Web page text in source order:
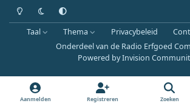
Heldere modus
Donkere modus
Systeemvoorkeur
Taal Thema Privacybeleid
Onderdeel van de Radio Erfgoed
Powered byInvision
Aanmelden Registreren Zoeken